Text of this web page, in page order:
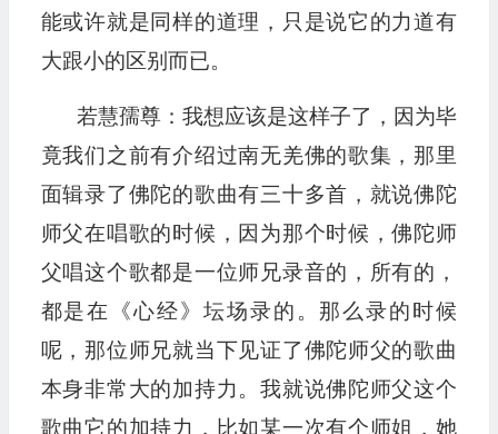
能或许就是同样的道理，只是说它的力道有
大跟小的区别而已。
若慧孺尊：我想应该是这样子了，因为毕
竟我们之前有介绍过南无羌佛的歌集，那里
面辑录了佛陀的歌曲有三十多首，就说佛陀
师父在唱歌的时候，因为那个时候，佛陀师
父唱这个歌都是一位师兄录音的，所有的，
都是在《心经》坛场录的。那么录的时候
呢，那位师兄就当下见证了佛陀师父的歌曲
本身非常大的加持力。我就说佛陀师父这个
歌曲它的加持力，比如某一次有个师姐，她